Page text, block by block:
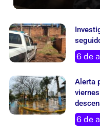
6 de
Alerta
6 de